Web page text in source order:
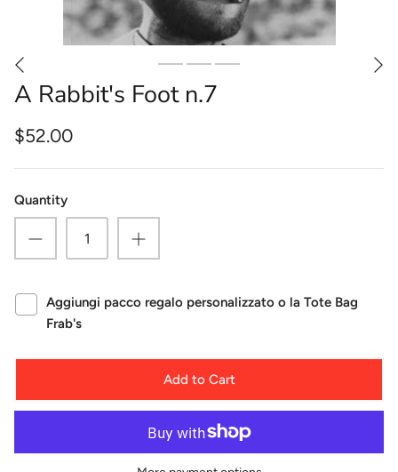
A Rabbit's Foot n.7
$52.00
Quantity
Aggiungi pacco regalo personalizzato o la Tote Bag
Frab's
Add to Cart